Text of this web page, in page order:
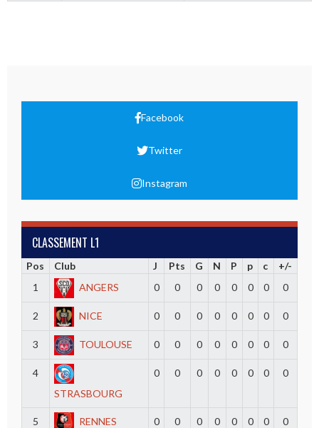
Facebook
Twitter
Instagram
CLASSEMENT L1
Pos Club J Pts G N P p c
+/-
1
ANGERS 0 0 0 0 0 0 0 0
2 NICE 0 0 0 0 0 0 0 0
3 TOULOUSE 0 0 0 0 0 0 0 0
4
STRASBOURG
0 0 0 0 0 0 0 0
5 RENNES 0 0 0 0 0 0 0 0